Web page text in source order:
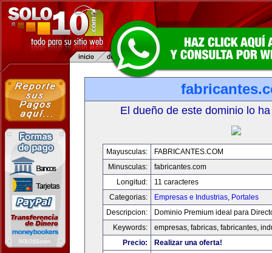
El dueño de este dominio lo
Mayusculas:
FABRICANTES.COM
Minusculas:
fabricantes.com
Longitud:
11 caracteres
Categorias:
Empresas e Industrias, Portales
Descripcion:
Dominio Premium ideal para
Keywords:
empresas, fabricas, fabricantes,
Precio:
Realizar una oferta!